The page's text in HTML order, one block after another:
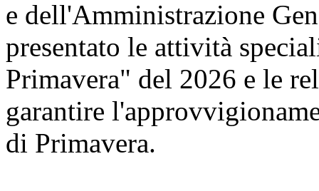
e dell'Amministrazione
presentato le attività
Primavera" del 2026 e le
garantire
di Primavera.